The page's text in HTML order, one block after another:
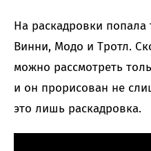
На раскадровки попала
Винни, Модо и Тротл.
можно рассмотреть
и он прорисован не
это лишь раскадровка.